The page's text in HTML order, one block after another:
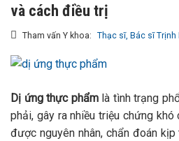
và cách điều trị
Tham vấn Y khoa: Thạc sĩ, Bác sĩ Trịnh
Dị ứng thực phẩm là tình trạng
phải, gây ra nhiều triệu chứng khó
được nguyên nhân, chẩn đoán